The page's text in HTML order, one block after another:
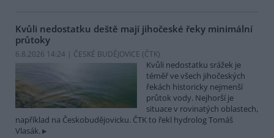
Kvůli nedostatku deště mají jihočeské řeky minimální
průtoky
6.8.2026 14:24 | ČESKÉ BUDĚJOVICE (ČTK)
Kvůli nedostatku srážek je
téměř ve všech jihočeských
řekách historicky nejmenší
průtok vody. Nejhorší je
situace v rovinatých oblastech,
například na Českobudějovicku. ČTK to řekl hydrolog Tomáš
Vlasák.